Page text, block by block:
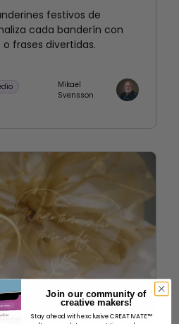
festivos de
cada banderín con
frases divertidas.
Mikael
Svensson
Join our community of
creative makers!
Stay ahead with exclusive CREATIVATE™